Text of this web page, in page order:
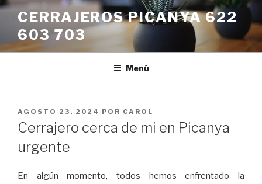
Saltar
contenido
CERRAJEROS PICANYA 622
603 703
Menú
PUBLICADO
EL
AGOSTO 23, 2024 POR CAROL
Cerrajero cerca de mi en Picanya
urgente
En algún momento, todos hemos enfrentado la